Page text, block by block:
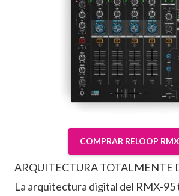
COMPRAR RELOOP
ARQUITECTURA TOTALMENTE
La arquitectura digital del RMX-95